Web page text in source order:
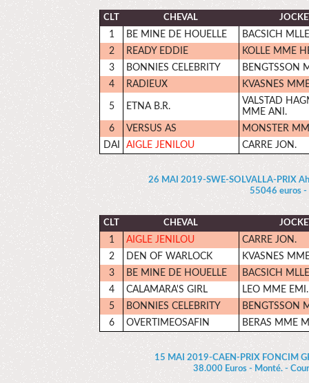
CLT CHEVAL
1 BE MINE DE HOUELLE
BACSICH
2
READY EDDIE
KOLLE MME
3
BONNIES CELEBRITY
BENGTSSON
4
RADIEUX KVASNES
5 ETNA B.R.
VALSTAD
MME ANI.
6
VERSUS AS
MONSTER
DAI
AIGLE JENILOU CARRE JON.
26 MAI 2019-SWE-SOLVALLA-PRIX
55046 euros
CLT CHEVAL
1 AIGLE JENILOU
CARRE JON.
2
DEN OF WARLOCK
KVASNES
3
BE MINE DE HOUELLE
BACSICH
4
CALAMARA'S GIRL
LEO MME EMI.
5
BONNIES CELEBRITY
BENGTSSON
6
OVERTIMEOSAFIN BERAS MME
15 MAI 2019-CAEN-PRIX FONCIM
38.000 Euros - Monté. -